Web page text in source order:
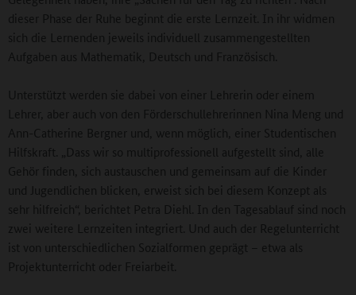
dieser Phase der Ruhe beginnt die erste Lernzeit. In ihr widmen
sich die Lernenden jeweils individuell zusammengestellten
Aufgaben aus Mathematik, Deutsch und Französisch.
Unterstützt werden sie dabei von einer Lehrerin oder einem
Lehrer, aber auch von den Förderschullehrerinnen Nina Meng und
Ann-Catherine Bergner und, wenn möglich, einer Studentischen
Hilfskraft. „Dass wir so multiprofessionell aufgestellt sind, alle
Gehör finden, sich austauschen und gemeinsam auf die Kinder
und Jugendlichen blicken, erweist sich bei diesem Konzept als
sehr hilfreich“, berichtet Petra Diehl. In den Tagesablauf sind noch
zwei weitere Lernzeiten integriert. Und auch der Regelunterricht
ist von unterschiedlichen Sozialformen geprägt – etwa als
Projektunterricht oder Freiarbeit.